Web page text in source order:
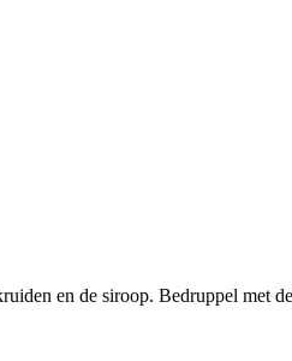
en de siroop. Bedruppel met